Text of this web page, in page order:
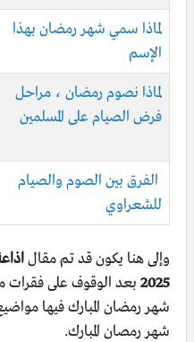
لماذا سمي شهر رمضان بهذا
الإسم
لماذا نصوم رمضان ، مراحل
فرض الصيام على المسلمين
الفرق بين الصوم والصيام
للشعراوي
وإلى هنا يكون قد تم مقال
2025 بعد الوقوف على فقرات
شهر رمضان المبارك فيها
شهر رمصان المبارك.